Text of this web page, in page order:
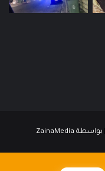
| بواسطة ZainaMedia